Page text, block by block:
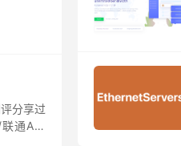
分享过
通A网